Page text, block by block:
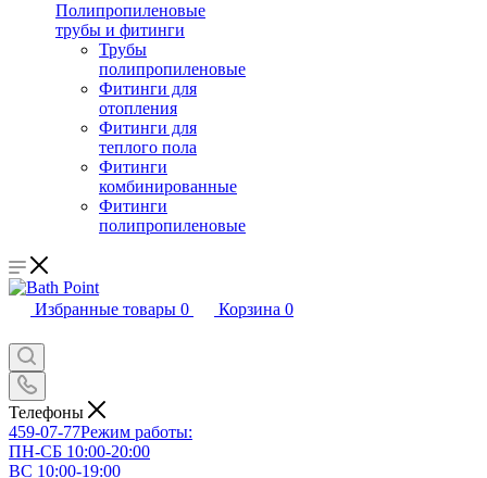
Полипропиленовые
трубы и фитинги
Трубы
полипропиленовые
Фитинги для
отопления
Фитинги для
теплого пола
Фитинги
комбинированные
Фитинги
полипропиленовые
Избранные товары 0 Корзина 0
Телефоны
459-07-77Режим работы:
ПН-СБ 10:00-20:00
ВС 10:00-19:00